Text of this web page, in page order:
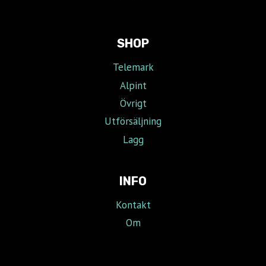
SHOP
Telemark
Alpint
Övrigt
Utförsäljning
Lagg
INFO
Kontakt
Om